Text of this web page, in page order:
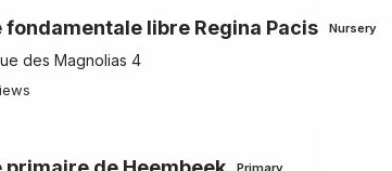
fondamentale libre Regina Pacis Nursery
des Magnolias 4
Primary